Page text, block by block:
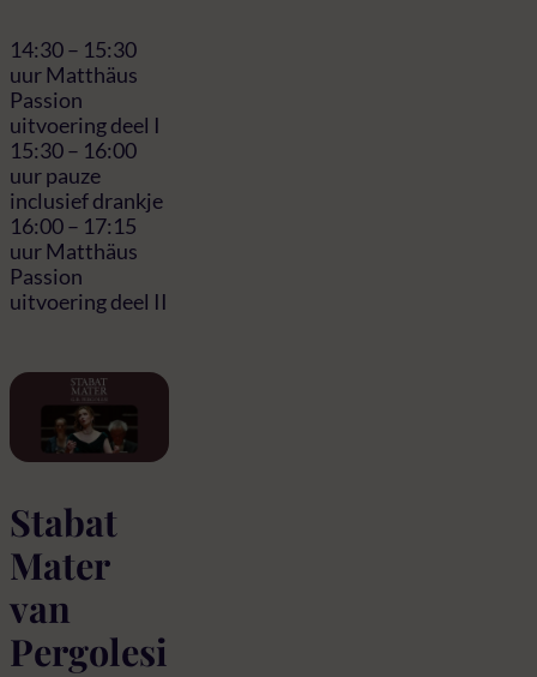
14:30 – 15:30
uur Matthäus
Passion
uitvoering deel I
15:30 – 16:00
uur pauze
inclusief drankje
16:00 – 17:15
uur Matthäus
Passion
uitvoering deel II
Stabat
Mater
van
Pergolesi